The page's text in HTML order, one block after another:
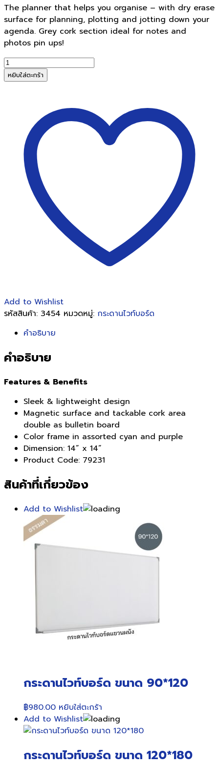
The planner that helps you organise – with dry erase
surface for planning, plotting and jotting down your
agenda. Grey cork section ideal for notes and
photos pin ups!
จำนวน
กระดาน
ไวท์
Planner
Board
หยิบใส่ตะกร้า
Add to Wishlist
รหัสสินค้า: 3454 หมวดหมู่: กระดานไวท์บอร์ด
คำอธิบาย
คำอธิบาย
Features & Benefits
Sleek & lightweight design
Magnetic surface and tackable cork area
double as bulletin board
Color frame in assorted cyan and purple
Dimension: 14” x 14”
Product Code: 79231
สินค้าที่เกี่ยวข้อง
Add to Wishlist
กระดานไวท์บอร์ด ขนาด 90*120
฿980.00 หยิบใส่ตะกร้า
Add to Wishlist
กระดานไวท์บอร์ด ขนาด 120*180